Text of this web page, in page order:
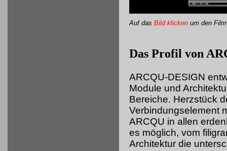
Auf das Bild klicken um den
Das Profil von
ARCQU-DESIGN
Module und
Bereiche. Herzstück
Verbindungselement
ARCQU in allen
es möglich, vom
Architektur die